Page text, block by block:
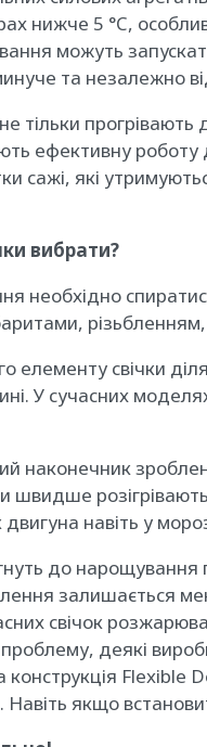
нижче 5 °C,
можуть
та незалежно
тільки
ефективну роботу
сажі, які
вибрати?
необхідно
елементу свічки
У сучасних
наконечник
швидше
навіть у
до
залишається
свічок
деякі
конструкція
Навіть якщо